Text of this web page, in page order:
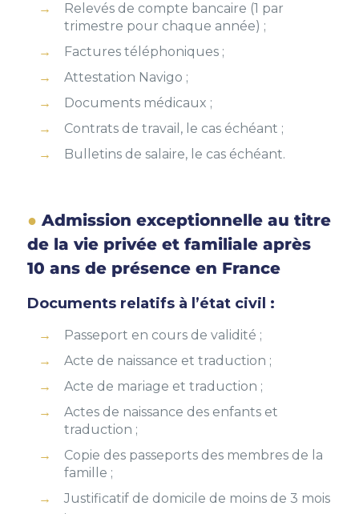
Relevés de compte bancaire (1 par
trimestre pour chaque année) ;
Factures téléphoniques ;
Attestation Navigo ;
Documents médicaux ;
Contrats de travail, le cas échéant ;
Bulletins de salaire, le cas échéant.
Admission exceptionnelle au titre
de la vie privée et familiale après
10 ans de présence en France
Documents relatifs à l’état civil :
Passeport en cours de validité ;
Acte de naissance et traduction ;
Acte de mariage et traduction ;
Actes de naissance des enfants et
traduction ;
Copie des passeports des membres de la
famille ;
Justificatif de domicile de moins de 3 mois